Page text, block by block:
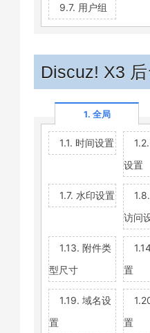
9.7. 用户组
Discuz! X3
1. 全局
1.1. 时间设置
设置
1.7. 水印设置
访问
1.13. 附件类
型尺寸
置
1.19. 域名设
置
置